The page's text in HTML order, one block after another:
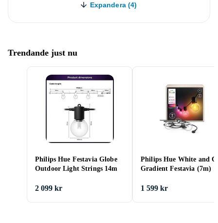
Expandera (4)
Trendande just nu
Philips Hue Festavia Globe
Outdoor Light Strings 14m
2 099 kr
Philips Hue White and
Gradient Festavia (7m)
1 599 kr